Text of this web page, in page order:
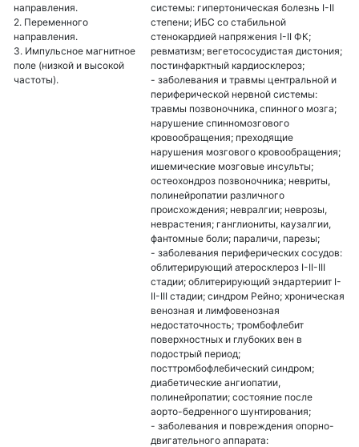
направления.
2. Переменного
направления.
3. Импульсное магнитное
поле (низкой и высокой
частоты).
системы: гипертоническая болезнь I-II
степени; ИБС со стабильной
стенокардией напряжения I-II ФК;
ревматизм; вегетососудистая дистония;
постинфарктный кардиосклероз;
- заболевания и травмы центральной и
периферической нервной системы:
травмы позвоночника, спинного мозга;
нарушение спинномозгового
кровообращения; преходящие
нарушения мозгового кровообращения;
ишемические мозговые инсульты;
остеохондроз позвоночника; невриты,
полинейропатии различного
происхождения; невралгии; неврозы,
неврастения; ганглиониты, каузалгии,
фантомные боли; параличи, парезы;
- заболевания периферических сосудов:
облитерирующий атеросклероз I-II-III
стадии; облитерирующий эндартериит I-
II-III стадии; синдром Рейно; хроническая
венозная и лимфовенозная
недостаточность; тромбофлебит
поверхностных и глубоких вен в
подострый период;
посттромбофлебический синдром;
диабетические ангиопатии,
полинейропатии; состояние после
аорто-бедренного шунтирования;
- заболевания и повреждения опорно-
двигательного аппарата: